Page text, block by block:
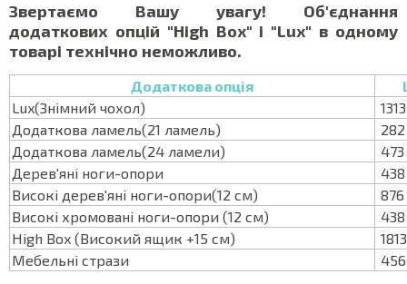
Звертаємо Вашу увагу! Об'єднання
додаткових опцій "High Box" і "Lux" в одному
товарі технічно неможливо.
Додаткова опція
Lux(Знімний чохол)
Додаткова ламель(21 ламель)
Додаткова ламель(24 ламели)
Дерев'яні ноги-опори
Високі дерев'яні ноги-опори(12 см)
Високі хромовані ноги-опори (12 см)
High Box (Високий ящик +15 см)
Мебельні стрази